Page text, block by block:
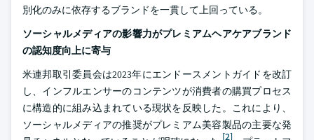
別化のみに依存するブランドを一貫して上回っている。
ソーシャルメディアの影響力がプレミアムヘアケアブランド
の認知度向上に寄与
米連邦取引委員会は2023年にエンドースメントガイドを改訂
し、インフルエンサーのコンテンツが消費者の購買プロセス
に構造的に組み込まれている現状を反映した。これにより、
ソーシャルメディアの推奨がプレミアム美容製品の主要な発
[2]